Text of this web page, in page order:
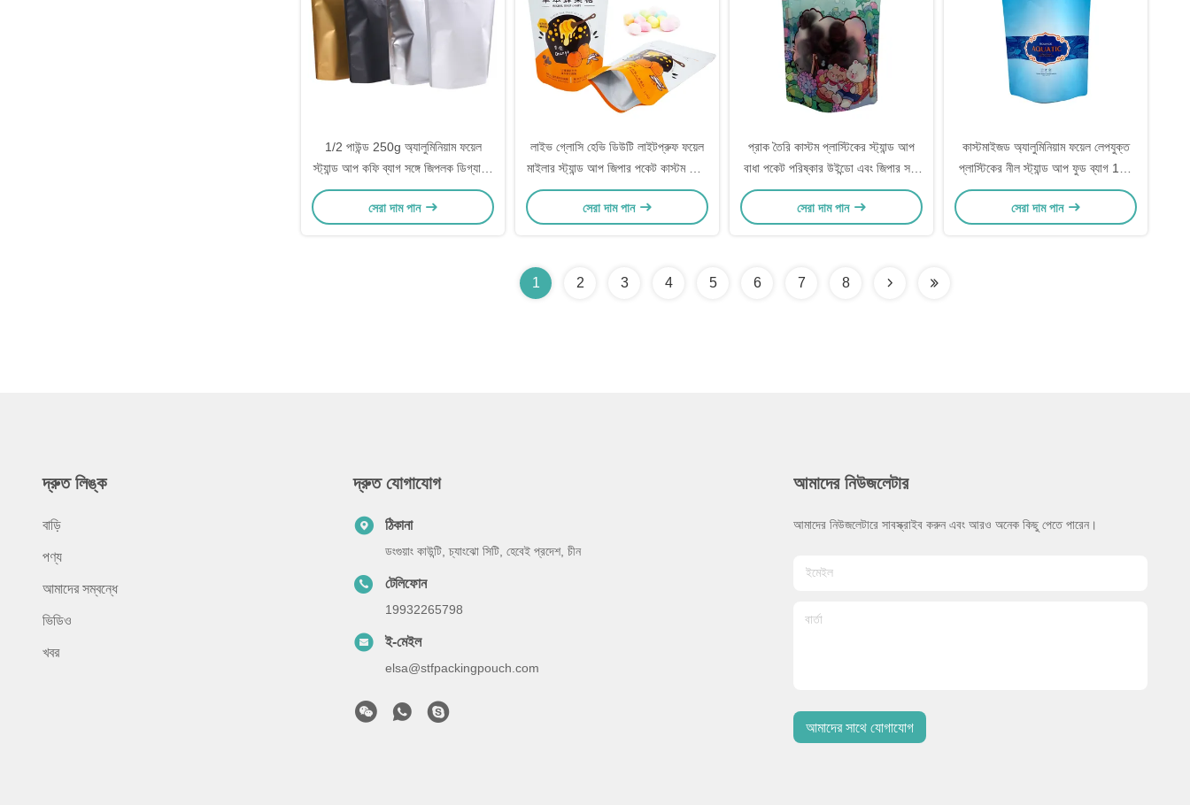
1/2 পাউন্ড 250g অ্যালুমিনিয়াম ফয়েল
স্ট্যান্ড আপ কফি ব্যাগ সঙ্গে জিপলক ডিগ্যাসিং
ভালভ
সেরা দাম পান
লাইভ গ্লোসি হেভি ডিউটি লাইটপ্রুফ ফয়েল
মাইলার স্ট্যান্ড আপ জিপার পকেট কাস্টম প্রিন্ট
করা হয়েছে মিষ্টি খাবারের প্যাকেজিংয়ের জন্য
সেরা দাম পান
প্রাক তৈরি কাস্টম প্লাস্টিকের স্ট্যান্ড আপ
বাধা পকেট পরিষ্কার উইন্ডো এবং জিপার সঙ্গে
বাদাম জন্য মিষ্টি পিষ্টক খাদ্য
সেরা দাম পান
কাস্টমাইজড অ্যালুমিনিয়াম ফয়েল লেপযুক্ত
প্লাস্টিকের নীল স্ট্যান্ড আপ ফুড ব্যাগ 120
মাইক্রন প্রতি পাশ বেধ
সেরা দাম পান
1 2 3 4 5 6 7 8
দ্রুত লিঙ্ক
বাড়ি
পণ্য
আমাদের সম্বন্ধে
ভিডিও
খবর
দ্রুত যোগাযোগ
ঠিকানা
ডংগুয়াং কাউন্টি, চ্যাংঝো সিটি, হেবেই প্রদেশ, চীন
টেলিফোন
19932265798
ই-মেইল
elsa@stfpackingpouch.com
আমাদের নিউজলেটার
আমাদের নিউজলেটারে সাবস্ক্রাইব করুন এবং আরও অনেক কিছু পেতে পারেন।
আমাদের সাথে যোগাযোগ